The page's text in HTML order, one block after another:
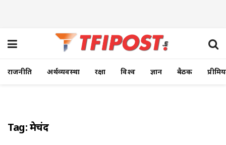
राजनीति अर्थव्यवस्था रक्षा विश्व ज्ञान बैठक
Tag:प्रेमचंद